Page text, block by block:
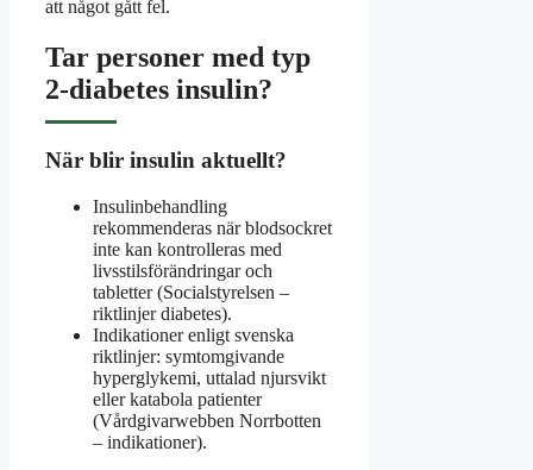
att något gått fel.
Tar personer med typ
2-diabetes insulin?
När blir insulin aktuellt?
Insulinbehandling
rekommenderas när blodsockret
inte kan kontrolleras med
livsstilsförändringar och
tabletter (Socialstyrelsen –
riktlinjer diabetes).
Indikationer enligt svenska
riktlinjer: symtomgivande
hyperglykemi, uttalad njursvikt
eller katabola patienter
(Vårdgivarwebben Norrbotten
– indikationer).